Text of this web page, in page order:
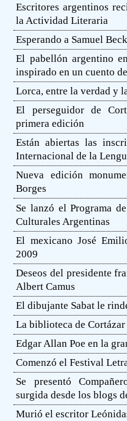
Escritores argentinos
la Actividad Literaria
Esperando a Samuel
El pabellón argentino
inspirado en un cuento
Lorca, entre la verdad y
El perseguidor de
primera edición
Están abiertas las
Internacional de la
Nueva edición
Borges
Se lanzó el Programa
Culturales Argentinas
El mexicano José
2009
Deseos del presidente
Albert Camus
El dibujante Sabat le
La biblioteca de Cortázar
Edgar Allan Poe en la
Comenzó el Festival
Se presentó
surgida desde los blogs
Murió el escritor